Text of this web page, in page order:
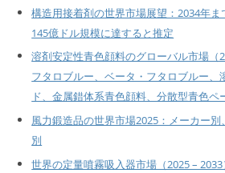
構造用接着剤の世界市場展望：2034年ま
145億ドル規模に達すると推定
溶剤安定性青色顔料のグローバル市場（
フタロブルー、ベータ・フタロブルー、
ド、金属錯体系青色顔料、分散型青色ペ
風力鍛造品の世界市場2025：メーカー
別
世界の定量噴霧吸入器市場（2025 –